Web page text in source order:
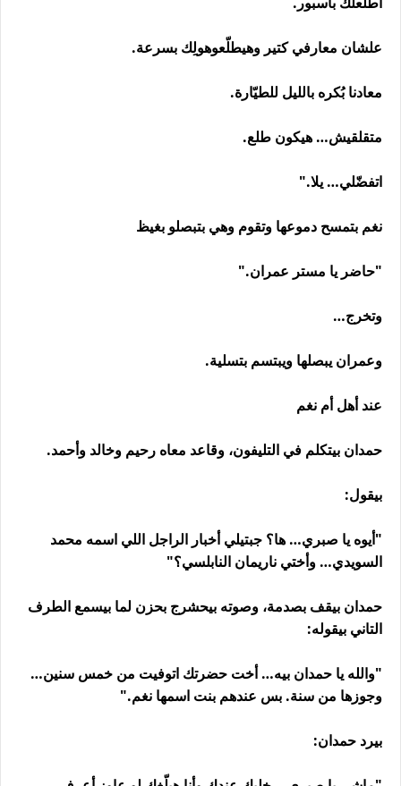
علشان معارفي كتير وهيطلّعوهولِك بسرعة.
معادنا بُكره بالليل للطيّارة.
متقلقيش… هيكون طلع.
اتفضّلي… يلا."
نغم بتمسح دموعها وتقوم وهي بتبصلو بغيظ
"حاضر يا مستر عمران."
وتخرج…
وعمران يبصلها ويبتسم بتسلية.
عند أهل أم نغم
حمدان بيتكلم في التليفون، وقاعد معاه رحيم وخالد وأحمد.
بيقول:
"أيوه يا صبري… ها؟ جبتيلي أخبار الراجل اللي اسمه محمد
السويدي… وأختي ناريمان النابلسي؟"
حمدان بيقف بصدمة، وصوته بيحشرج بحزن لما بيسمع الطرف
التاني بيقوله:
"والله يا حمدان بيه… أخت حضرتك اتوفيت من خمس سنين…
وجوزها من سنة. بس عندهم بنت اسمها نغم."
بيرد حمدان: